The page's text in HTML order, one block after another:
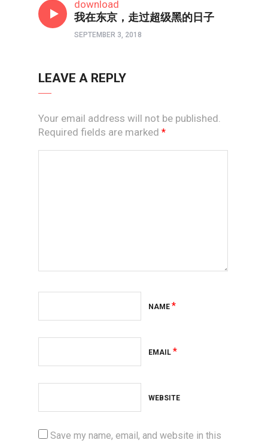
download
我在东京，走过超级黑的日子
SEPTEMBER 3, 2018
LEAVE A REPLY
Your email address will not be published.
Required fields are marked *
NAME *
EMAIL *
WEBSITE
Save my name, email, and website in this